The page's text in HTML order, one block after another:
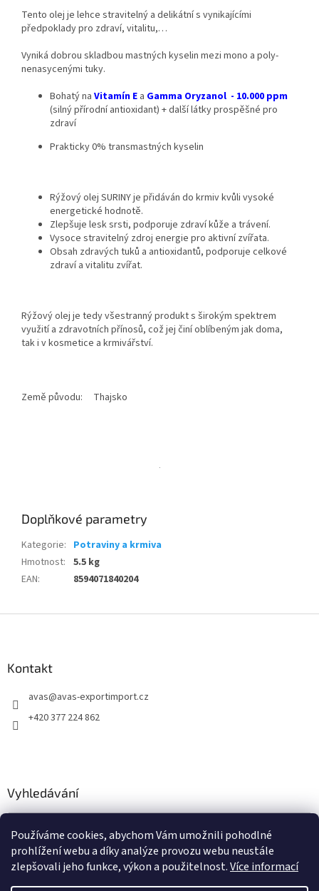
Používáme cookies, abychom Vám umožnili pohodlné
prohlížení webu a díky analýze provozu webu neustále
zlepšovali jeho funkce, výkon a použitelnost.Více informací
Tento olej je lehce stravitelný a delikátní s vynikajícími
předpoklady pro zdraví, vitalitu,…
Vyniká dobrou skladbou mastných kyselin mezi mono a poly-
nenasycenými tuky.
Bohatý na Vitamín E a Gamma Oryzanol - 10.000 ppm
(silný přírodní antioxidant) + další látky prospěšné pro
zdraví
Prakticky 0% transmastných kyselin
Rýžový olej SURINY je přidáván do krmiv kvůli vysoké
energetické hodnotě.
Zlepšuje lesk srsti, podporuje zdraví kůže a trávení.
Vysoce stravitelný zdroj energie pro aktivní zvířata.
Obsah zdravých tuků a antioxidantů, podporuje celkové
zdraví a vitalitu zvířat.
Rýžový olej je tedy všestranný produkt s širokým spektrem
využití a zdravotních přínosů, což jej činí oblíbeným jak doma,
tak i v kosmetice a krmivářství.
Země původu: Thajsko
.
Doplňkové parametry
Kategorie: Potraviny a krmiva
Hmotnost: 5.5 kg
EAN: 8594071840204
Kontakt
avas@avas-exportimport.cz
+420 377 224 862
Vyhledávání
HLEDAT